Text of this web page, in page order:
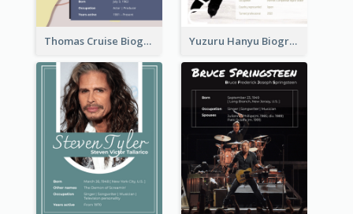
Thomas Cruise Biography Yuzuru Hanyu Biography